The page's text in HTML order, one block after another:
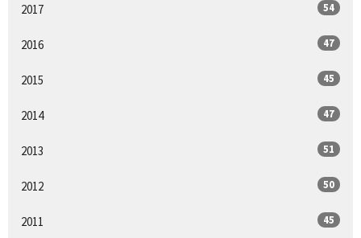
2017 54
2016 47
2015 45
2014 47
2013 51
2012 50
2011 45